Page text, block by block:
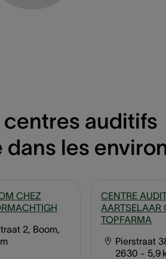
auditifs
dans les
CHEZ
2, Boom,
CENTRE
AARTSELAAR
TOPFARMA
Pierstraat
2630 - 5,9